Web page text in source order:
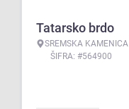
Tatarsko brdo
SREMSKA KAMENICA
ŠIFRA: #564900